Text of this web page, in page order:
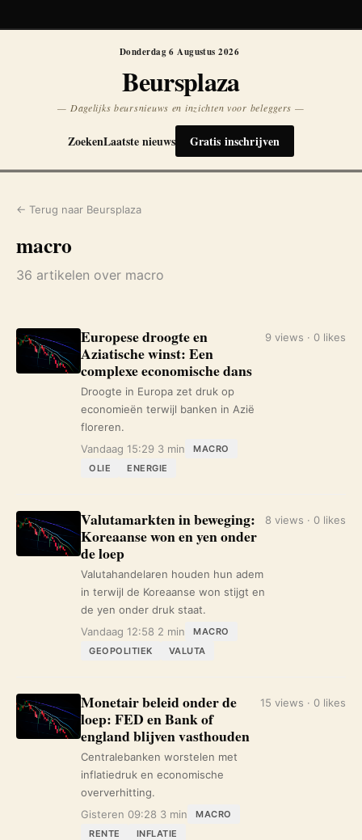
Donderdag 6 Augustus 2026
Beursplaza
— Dagelijks beursnieuws en inzichten voor beleggers —
ZoekenLaatste nieuws Gratis inschrijven
← Terug naar Beursplaza
macro
36 artikelen over macro
Europese droogte en
Aziatische winst: Een
complexe economische dans
Droogte in Europa zet druk op
economieën terwijl banken in Azië
floreren.
Vandaag 15:29 3 min
MACRO
OLIE
ENERGIE
9 views · 0 likes
Valutamarkten in beweging:
Koreaanse won en yen onder
de loep
Valutahandelaren houden hun adem
in terwijl de Koreaanse won stijgt en
de yen onder druk staat.
Vandaag 12:58 2 min
MACRO
GEOPOLITIEK
VALUTA
8 views · 0 likes
Monetair beleid onder de
loep: FED en Bank of
england blijven vasthouden
Centralebanken worstelen met
inflatiedruk en economische
oververhitting.
Gisteren 09:28 3 min
MACRO
RENTE
INFLATIE
15 views · 0 likes